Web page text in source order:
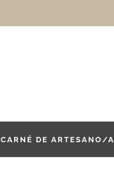
CARNÉ DE ARTESANO/A